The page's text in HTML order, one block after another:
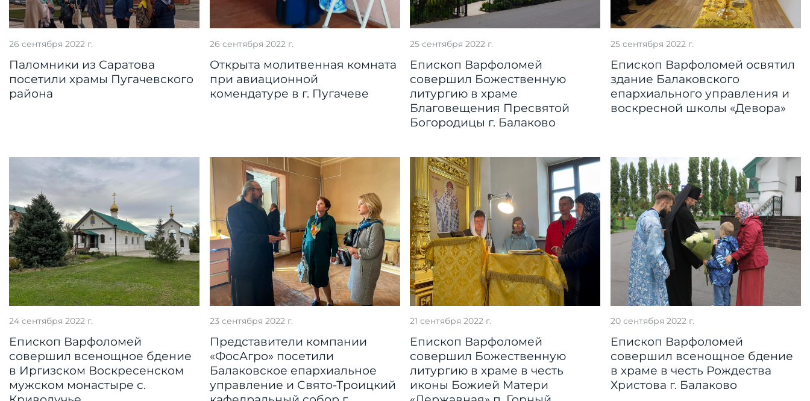
26 сентября 2022 г.
Паломники из Саратова
посетили храмы Пугачевского
района
26 сентября 2022 г.
Открыта молитвенная комната
при авиационной
комендатуре в г. Пугачеве
25 сентября 2022 г.
Епископ Варфоломей
совершил Божественную
литургию в храме
Благовещения Пресвятой
Богородицы г. Балаково
25 сентября 2022 г.
Епископ Варфоломей освятил
здание Балаковского
епархиального управления и
воскресной школы «Девора»
24 сентября 2022 г.
Епископ Варфоломей
совершил всенощное бдение
в Иргизском Воскресенском
мужском монастыре с.
23 сентября 2022 г.
Представители компании
«ФосАгро» посетили
Балаковское епархиальное
управление и Свято-Троицкий
21 сентября 2022 г.
Епископ Варфоломей
совершил Божественную
литургию в храме в честь
иконы Божией Матери
20 сентября 2022 г.
Епископ Варфоломей
совершил всенощное бдение
в храме в честь Рождества
Христова г. Балаково